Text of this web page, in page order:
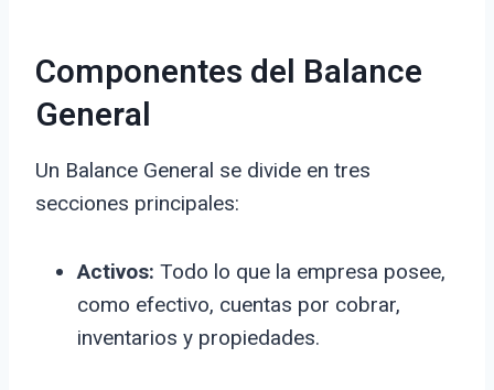
Componentes del Balance
General
Un Balance General se divide en tres
secciones principales:
Activos: Todo lo que la empresa posee,
como efectivo, cuentas por cobrar,
inventarios y propiedades.